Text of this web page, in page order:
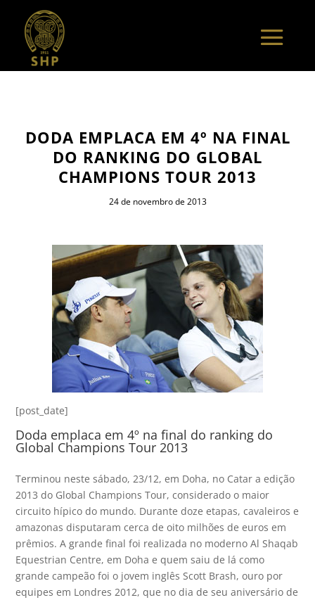
DODA EMPLACA EM 4º NA FINAL
DO RANKING DO GLOBAL
CHAMPIONS TOUR 2013
24 de novembro de 2013
[post_date]
Doda emplaca em 4º na final do ranking do
Global Champions Tour 2013
Terminou neste sábado, 23/12, em Doha, no Catar a edição
2013 do Global Champions Tour, considerado o maior
circuito hípico do mundo. Durante doze etapas, cavaleiros e
amazonas disputaram cerca de oito milhões de euros em
prêmios. A grande final foi realizada no moderno Al Shaqab
Equestrian Centre, em Doha e quem saiu de lá como
grande campeão foi o jovem inglês Scott Brash, ouro por
equipes em Londres 2012, que no dia de seu aniversário de